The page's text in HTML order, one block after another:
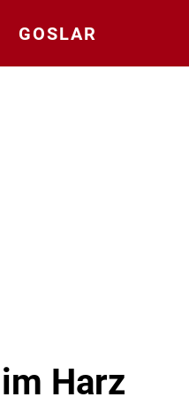
GOSLAR
Harz